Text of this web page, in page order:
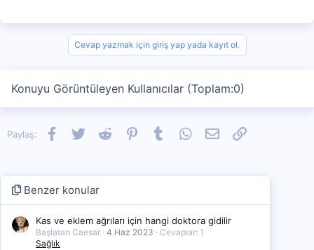
Cevap yazmak için giriş yap yada kayıt ol.
Konuyu Görüntüleyen Kullanıcılar (Toplam:0)
Paylaş: Facebook
TwitterReddit PinterestTumblrWhatsApp
E-postaLink
Benzer konular
Kas ve eklem ağrıları için hangi doktora gidilir
Başlatan Caesar 4 Haz 2023
Cevaplar: 1
Sağlık